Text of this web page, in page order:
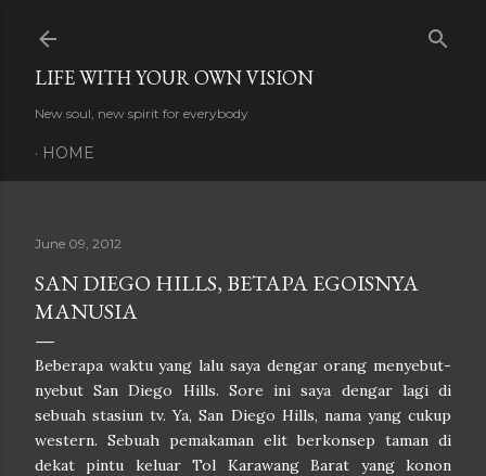
LIFE WITH YOUR OWN VISION
New soul, new spirit for everybody
HOME
June 09, 2012
SAN DIEGO HILLS, BETAPA EGOISNYA
MANUSIA
Beberapa waktu yang lalu saya dengar orang menyebut-
nyebut San Diego Hills. Sore ini saya dengar lagi di
sebuah stasiun tv. Ya, San Diego Hills, nama yang cukup
western. Sebuah pemakaman elit berkonsep taman di
dekat pintu keluar Tol Karawang Barat yang konon